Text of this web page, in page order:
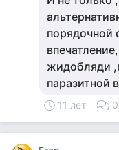
порядочной
жидобляди
паразитной
11 лет 0